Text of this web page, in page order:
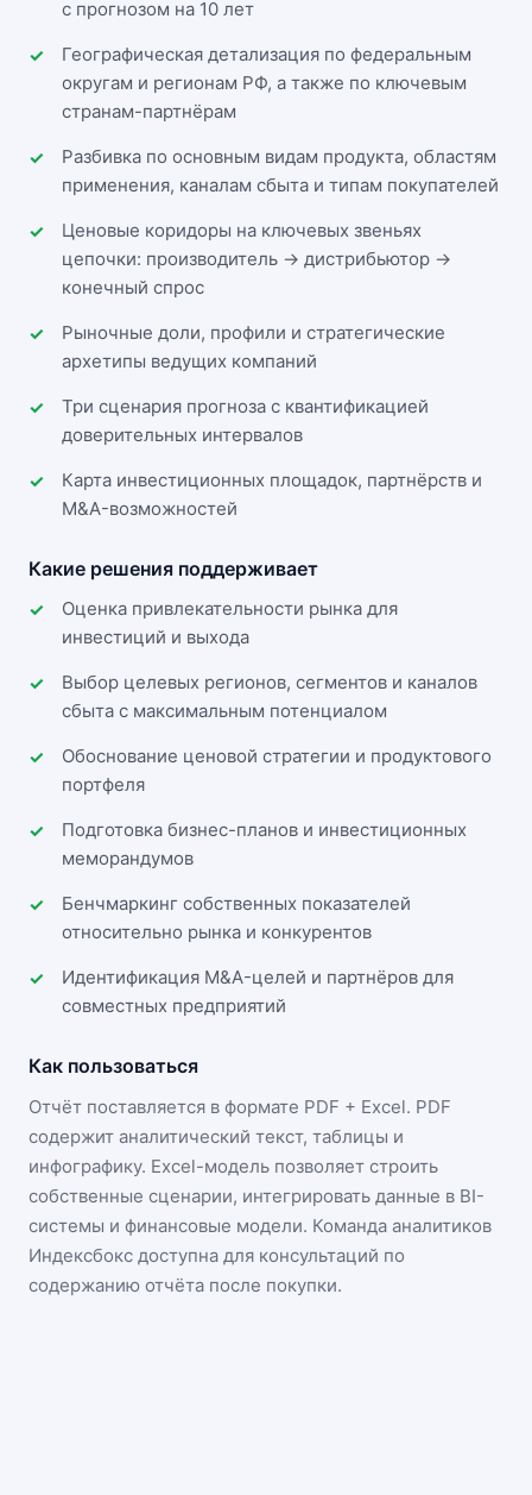
с прогнозом на 10 лет
Географическая детализация по федеральным
округам и регионам РФ, а также по ключевым
странам-партнёрам
Разбивка по основным видам продукта, областям
применения, каналам сбыта и типам покупателей
Ценовые коридоры на ключевых звеньях
цепочки: производитель → дистрибьютор →
конечный спрос
Рыночные доли, профили и стратегические
архетипы ведущих компаний
Три сценария прогноза с квантификацией
доверительных интервалов
Карта инвестиционных площадок, партнёрств и
M&A-возможностей
Какие решения поддерживает
Оценка привлекательности рынка для
инвестиций и выхода
Выбор целевых регионов, сегментов и каналов
сбыта с максимальным потенциалом
Обоснование ценовой стратегии и продуктового
портфеля
Подготовка бизнес-планов и инвестиционных
меморандумов
Бенчмаркинг собственных показателей
относительно рынка и конкурентов
Идентификация M&A-целей и партнёров для
совместных предприятий
Как пользоваться
Отчёт поставляется в формате PDF + Excel. PDF
содержит аналитический текст, таблицы и
инфографику. Excel-модель позволяет строить
собственные сценарии, интегрировать данные в BI-
системы и финансовые модели. Команда аналитиков
Индексбокс доступна для консультаций по
содержанию отчёта после покупки.